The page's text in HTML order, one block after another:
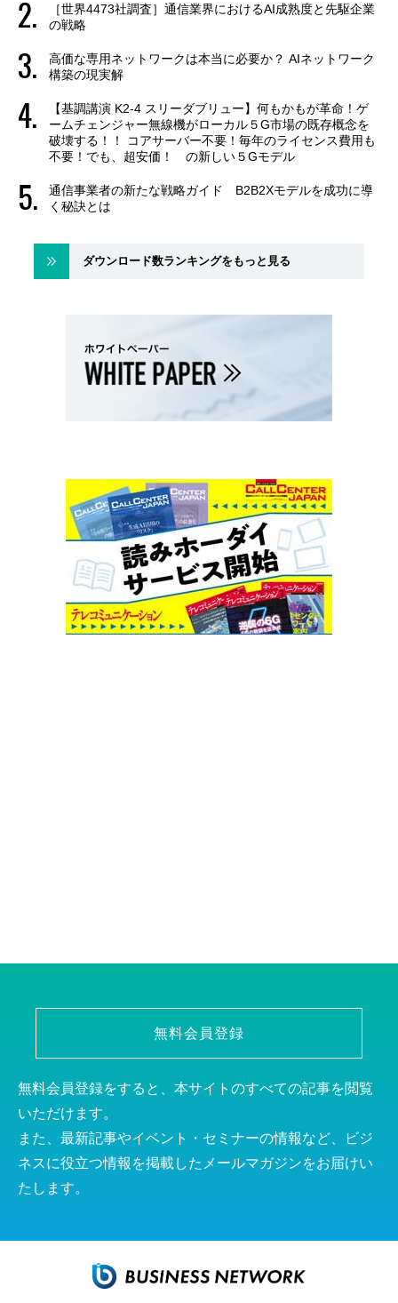
［世界4473社調査］通信業界におけるAI成熟度と先駆企業
の戦略
高価な専用ネットワークは本当に必要か？ AIネットワーク
構築の現実解
【基調講演 K2-4 スリーダブリュー】何もかもが革命！ゲ
ームチェンジャー無線機がローカル５G市場の既存概念を
破壊する！！ コアサーバー不要！毎年のライセンス費用も
不要！でも、超安価！ の新しい５Gモデル
通信事業者の新たな戦略ガイド B2B2Xモデルを成功に導
く秘訣とは
ダウンロード数ランキングをもっと見る
無料会員登録
無料会員登録をすると、本サイトのすべての記事を閲覧
いただけます。
また、最新記事やイベント・セミナーの情報など、ビジ
ネスに役立つ情報を掲載したメールマガジンをお届けい
たします。